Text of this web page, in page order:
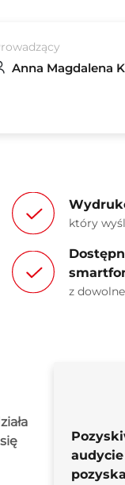
Anna Magdalena
który
z